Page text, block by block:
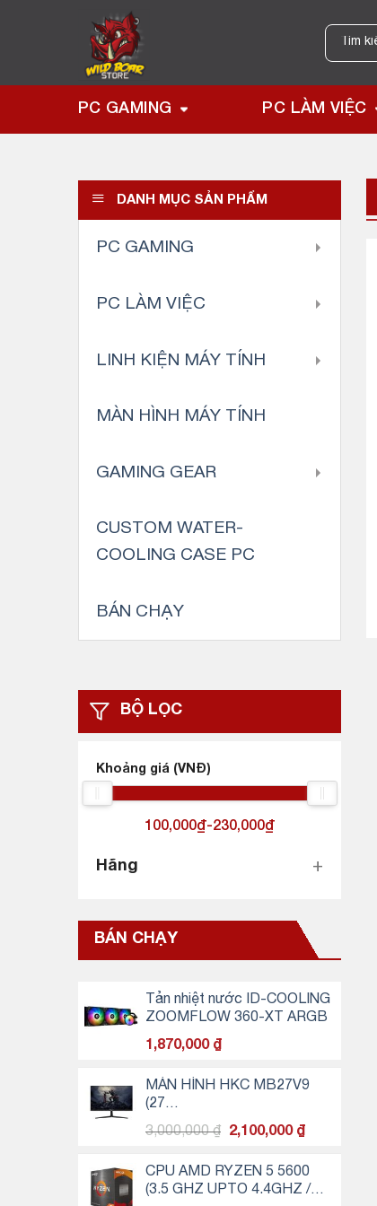
Tìm
kiếm:
PC GAMING PC LÀM VIỆC
DANH MỤC SẢN PHẨM
PC GAMING
PC LÀM VIỆC
LINH KIỆN MÁY TÍNH
MÀN HÌNH MÁY TÍNH
GAMING GEAR
CUSTOM WATER-
COOLING CASE PC
BÁN CHẠY
BỘ LỌC
Khoảng giá (VNĐ)
100,000₫-230,000₫
Hãng +
ARCTIC (1)
BÁN CHẠY
Tản nhiệt nước ID-COOLING
ZOOMFLOW 360-XT ARGB
1,870,000 ₫
MÀN HÌNH HKC MB27V9
(27
3,000,000₫
Giá
là:
3,000,000 ₫.
2,100,000 ₫Giá
tại
là:
CPU AMD RYZEN 5 5600
(3.5 GHZ UPTO 4.4GHZ /